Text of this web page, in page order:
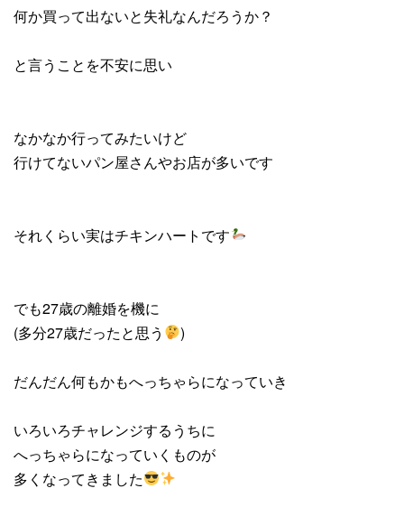
何か買って出ないと失礼なんだろうか？
と言うことを不安に思い
なかなか行ってみたいけど
行けてないパン屋さんやお店が多いです
それくらい実はチキンハートです
でも27歳の離婚を機に
(多分27歳だったと思う
)
だんだん何もかもへっちゃらになっていき
いろいろチャレンジするうちに
へっちゃらになっていくものが
多くなってきました